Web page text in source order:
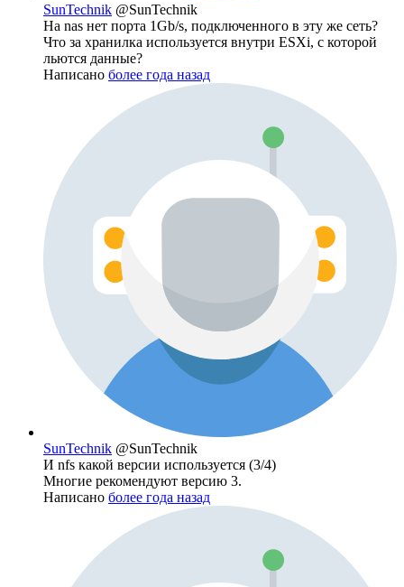
SunTechnik @SunTechnik
На nas нет порта 1Gb/s, подключенного в эту же сеть?
Что за хранилка используется внутри ESXi, с которой
льются данные?
Написано более года назад
SunTechnik @SunTechnik
И nfs какой версии используется (3/4)
Многие рекомендуют версию 3.
Написано более года назад